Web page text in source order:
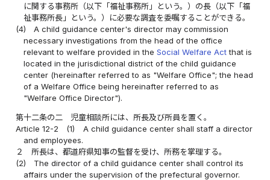
に関する事務所（以下「福祉事務所」という。）の長（以下「福
祉事務所長」という。）に必要な調査を委嘱することができる。
(4)
A child guidance center's director may commission
necessary investigations from the head of the office
relevant to welfare provided in theSocial Welfare Actthat is
located in the jurisdictional district of the child guidance
center (hereinafter referred to as "Welfare Office"; the head
of a Welfare Office being hereinafter referred to as
"Welfare Office Director").
第十二条の二
児童相談所には、所長及び所員を置く。
Article 12-2
(1)
A child guidance center shall staff a director
and employees.
２
所長は、都道府県知事の監督を受け、所務を掌理する。
(2)
The director of a child guidance center shall control its
affairs under the supervision of the prefectural governor.